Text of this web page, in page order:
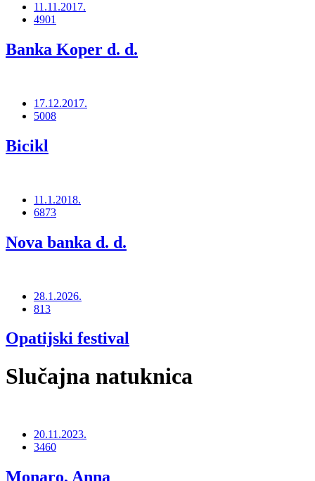
11.11.2017.
4901
Banka Koper d. d.
17.12.2017.
5008
Bicikl
11.1.2018.
6873
Nova banka d. d.
28.1.2026.
813
Opatijski festival
Slučajna natuknica
20.11.2023.
3460
Monaro, Anna